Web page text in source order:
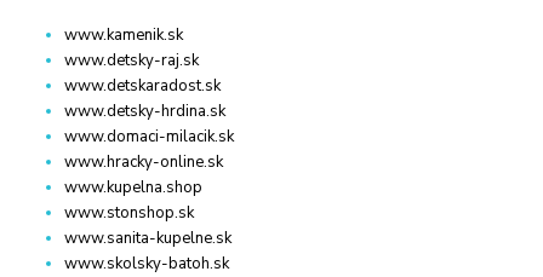
www.kamenik.sk
www.detsky-raj.sk
www.detskaradost.sk
www.detsky-hrdina.sk
www.domaci-milacik.sk
www.hracky-online.sk
www.kupelna.shop
www.stonshop.sk
www.sanita-kupelne.sk
www.skolsky-batoh.sk